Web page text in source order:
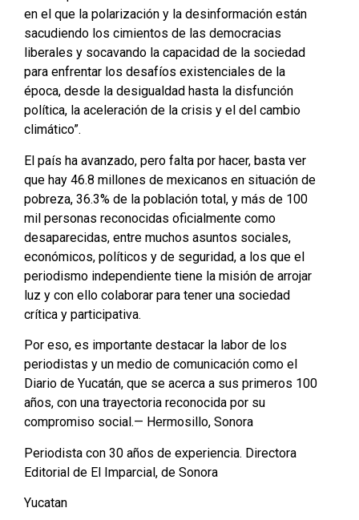
en el que la polarización y la desinformación están
sacudiendo los cimientos de las democracias
liberales y socavando la capacidad de la sociedad
para enfrentar los desafíos existenciales de la
época, desde la desigualdad hasta la disfunción
política, la aceleración de la crisis y el del cambio
climático”.
El país ha avanzado, pero falta por hacer, basta ver
que hay 46.8 millones de mexicanos en situación de
pobreza, 36.3% de la población total, y más de 100
mil personas reconocidas oficialmente como
desaparecidas, entre muchos asuntos sociales,
económicos, políticos y de seguridad, a los que el
periodismo independiente tiene la misión de arrojar
luz y con ello colaborar para tener una sociedad
crítica y participativa.
Por eso, es importante destacar la labor de los
periodistas y un medio de comunicación como el
Diario de Yucatán, que se acerca a sus primeros 100
años, con una trayectoria reconocida por su
compromiso social.— Hermosillo, Sonora
Periodista con 30 años de experiencia. Directora
Editorial de El Imparcial, de Sonora
Yucatan